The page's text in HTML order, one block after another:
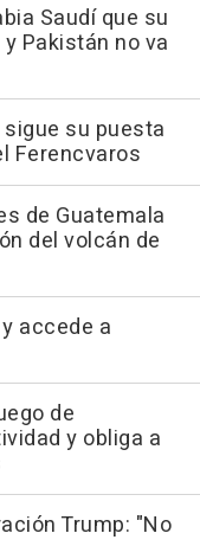
Saudí que su
Pakistán no va
sigue su puesta
Ferencvaros
de Guatemala
del volcán de
accede a
de
y obliga a
Trump: "No